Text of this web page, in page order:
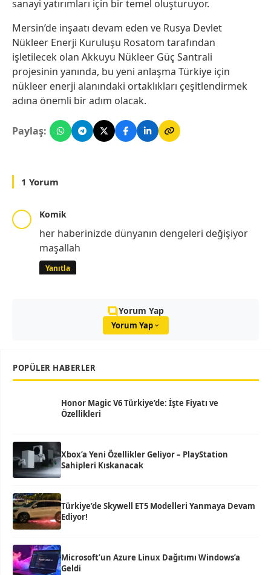
sanayi yatırımları için bir temel oluşturuyor.
Mersin’de inşaatı devam eden ve Rusya Devlet
Nükleer Enerji Kuruluşu Rosatom tarafından
işletilecek olan Akkuyu Nükleer Güç Santrali
projesinin yanında, bu yeni anlaşma Türkiye için
nükleer enerji alanındaki ortaklıkları çeşitlendirmek
adına önemli bir adım olacak.
Paylaş:
1 Yorum
Komik
her haberinizde dünyanın dengeleri değişiyor
maşallah
Yanıtla
Yorum Yap
Yorum Yap
POPÜLER HABERLER
Honor Magic V6 Türkiye’de: İşte Fiyatı ve
Özellikleri
Xbox’a Yeni Özellikler Geliyor – PlayStation
Sahipleri Kıskanacak
Türkiye’de Skywell ET5 Modelleri Yanmaya Devam
Ediyor!
Microsoft’un Azure Linux Dağıtımı Windows’a
Geldi